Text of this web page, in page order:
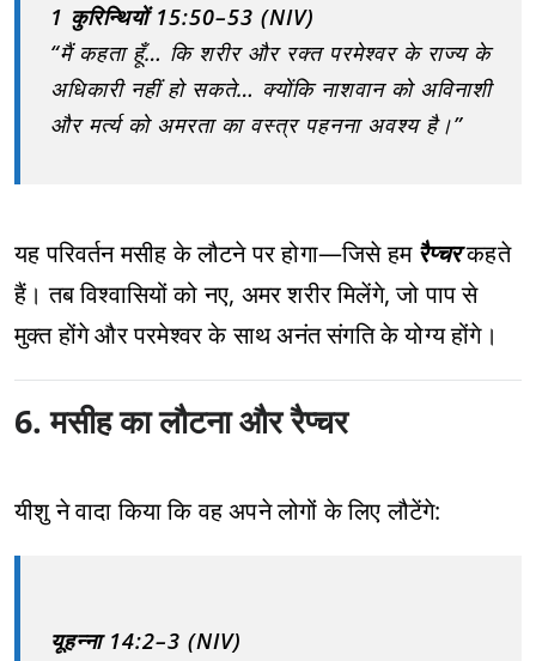
1 कुरिन्थियों 15:50–53 (NIV)
“मैं कहता हूँ… कि शरीर और रक्त परमेश्वर के राज्य के
अधिकारी नहीं हो सकते… क्योंकि नाशवान को अविनाशी
और मर्त्य को अमरता का वस्त्र पहनना अवश्य है।”
यह परिवर्तन मसीह के लौटने पर होगा—जिसे हम रैप्चरकहते
हैं। तब विश्वासियों को नए, अमर शरीर मिलेंगे, जो पाप से
मुक्त होंगे और परमेश्वर के साथ अनंत संगति के योग्य होंगे।
6. मसीह का लौटना और रैप्चर
यीशु ने वादा किया कि वह अपने लोगों के लिए लौटेंगे:
यूहन्ना 14:2–3 (NIV)